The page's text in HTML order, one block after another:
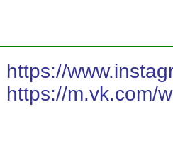
https://
https://m.vk.com/